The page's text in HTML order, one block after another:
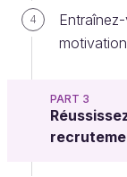
4
motivation
PART 3